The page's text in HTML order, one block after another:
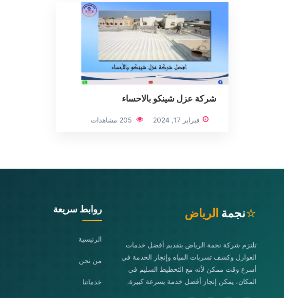
شركة عزل شينكو بالاحساء
فبراير 17, 2024 205 مشاهدات
⭐نجمة الرياض
تلتزم شركة نجمة الرياض بتقديم أفضل خدمات
العوازل وكشف تسربات المياه وإنجاز الخدمة في
أسرع وقت ممكن لأنه مع التخطيط السليم في
المكان، يمكن إنجاز أفضل خدمة بسرعة كبيرة.
روابط سريعة
الرئيسية
من نحن
خدماتنا